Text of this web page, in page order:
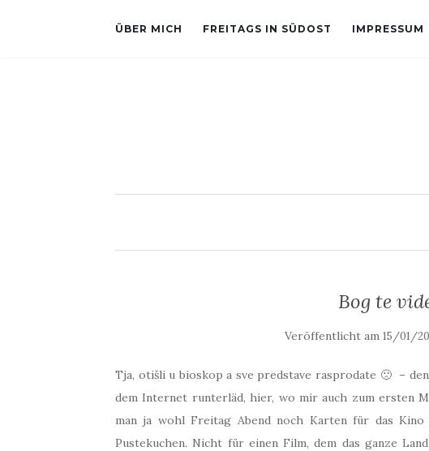
ÜBER MICH FREITAGS IN SÜDOST IMPRESSUM
Bog te
Veröffentlicht am15/01/
Tja, otišli u bioskop a sve predstave rasprodate 🙁 –
dem Internet runterläd, hier, wo mir auch zum ersten
man ja wohl Freitag Abend noch Karten für das
Pustekuchen. Nicht für einen Film, dem das ganze